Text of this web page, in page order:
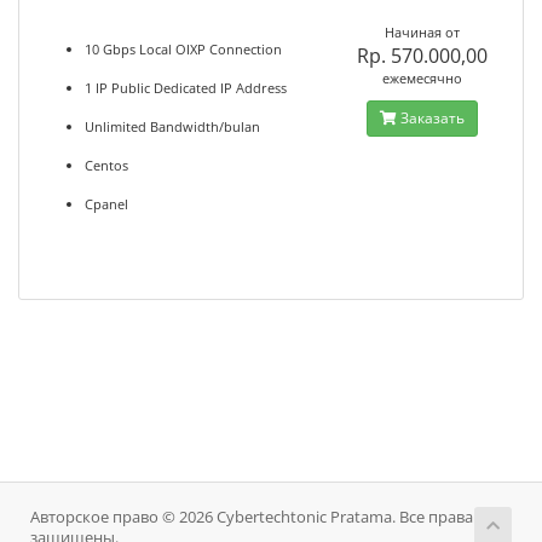
10 Gbps Local OIXP Connection
1 IP Public Dedicated IP Address
Unlimited Bandwidth/bulan
Centos
Cpanel
Начиная от
Rp. 570.000,00
ежемесячно
Заказать
Авторское право © 2026 Cybertechtonic Pratama. Все права
защищены.